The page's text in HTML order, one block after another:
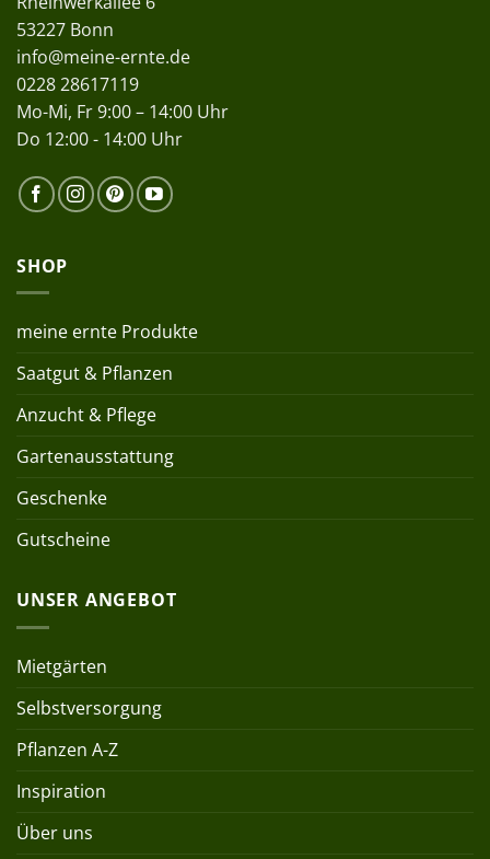
53227 Bonn
info@meine-ernte.de
0228 28617119
Mo-Mi, Fr 9:00 – 14:00 Uhr
Do 12:00 - 14:00 Uhr
SHOP
meine ernte Produkte
Saatgut & Pflanzen
Anzucht & Pflege
Gartenausstattung
Geschenke
Gutscheine
UNSER ANGEBOT
Mietgärten
Selbstversorgung
Pflanzen A-Z
Inspiration
Über uns